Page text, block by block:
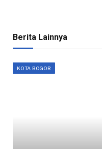
Berita Lainnya
KOTA BOGOR